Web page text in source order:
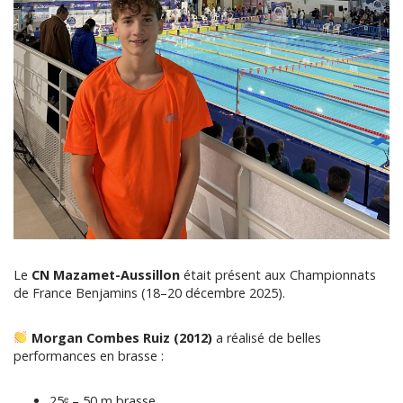
Le CN Mazamet-Aussillon était présent aux Championnats
de France Benjamins (18–20 décembre 2025).
Morgan Combes Ruiz (2012) a réalisé de belles
performances en brasse :